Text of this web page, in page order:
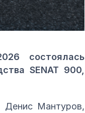
состоялась
SENAT 900,
Денис Мантуров,